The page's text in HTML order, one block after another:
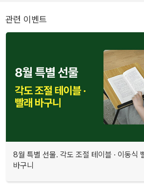
관련 이벤트
8월 특별 선물. 각도 조절 테이블 · 이동식
바구니